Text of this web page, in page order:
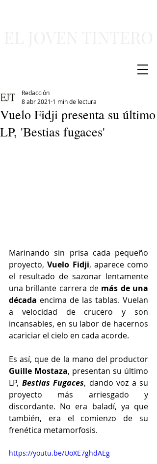
Vuelo Fidji presenta su último
LP, 'Bestias fugaces'
Redacción
8 abr 2021 1 min de lectura
Marinando sin prisa cada pequeño
proyecto, Vuelo Fidji, aparece como
el resultado de sazonar lentamente
una brillante carrera de más de una
década encima de las tablas. Vuelan
a velocidad de crucero y son
incansables, en su labor de hacernos
acariciar el cielo en cada acorde.
Guille Mostaza, presentan su último
LP, Bestias Fugaces, dando voz a su
proyecto más arriesgado y
discordante. No era baladí, ya que
también, era el comienzo de su
frenética metamorfosis.
https://youtu.be/UoXE7ghdAEg